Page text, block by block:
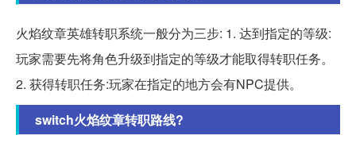
火焰纹章英雄转职系统一般分为三步: 1. 达到指定的等级:
玩家需要先将角色升级到指定的等级才能取得转职任务。
2. 获得转职任务:玩家在指定的地方会有NPC提供。
switch火焰纹章转职路线?